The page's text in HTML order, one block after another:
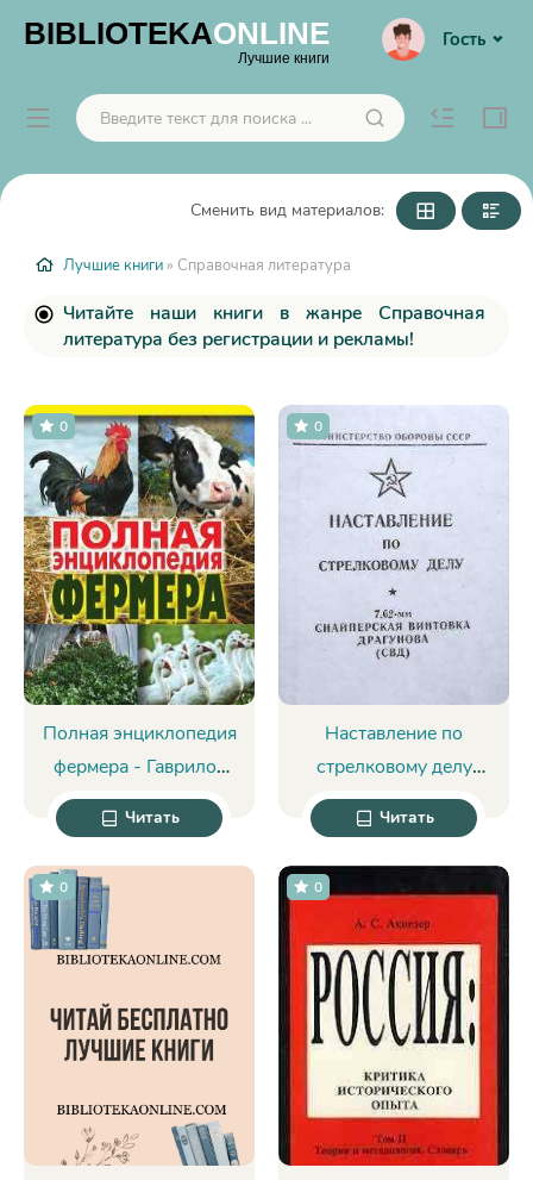
BIBLIOTEKAONLINE
Лучшие книги
Гость
Сменить вид материалов:
Лучшие книги » Справочная литература
Читайте наши книги в жанре Справочная
литература без регистрации и рекламы!
Полная энциклопедия
фермера - Гаврилов
Алексей Сергеевич
0
Читать
Наставление по
стрелковому делу
снайперская винтовка
Драгунова (СВД) -
Министерство
обороны СССР
0
Читать
0 0